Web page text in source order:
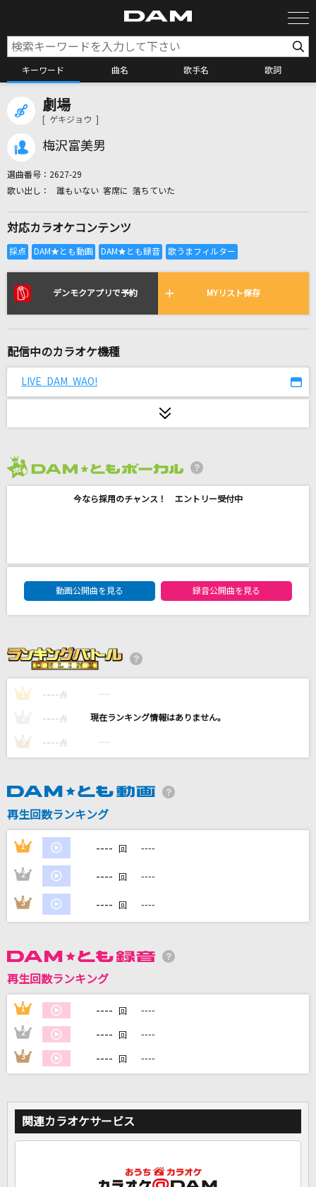
キーワード 曲名 歌手名 歌詞
全国りれき
リアルタイムで歌われている曲の一覧
[生音]水鏡
Sexy Zone
Pretender
Vaundy
PRIDE
[生音]バランス
三山ひろし
カラオケ最新情報をチェック！
劇場
[ ゲキジョウ ]
梅沢富美男
選曲番号： 2627-29
誰もいない 客席に 落ちていた
対応カラオケコンテンツ
デンモクアプリで予約 MYリスト保存
配信中のカラオケ機種
LIVE DAM WAO!
今なら採用のチャンス！ エントリー受付中
DAM★ともボーカルエントリーランキング
動画公開曲を見る
録音公開曲を見る
1 ---- 点 ----
---- 点 ----
3 ---- 点 ----
再生回数ランキング
1 ---- 回 ----
2 ---- 回 ----
3 ---- 回 ----
再生回数ランキング
1 ---- 回 ----
2 ---- 回 ----
3 ---- 回 ----
関連カラオケサービス